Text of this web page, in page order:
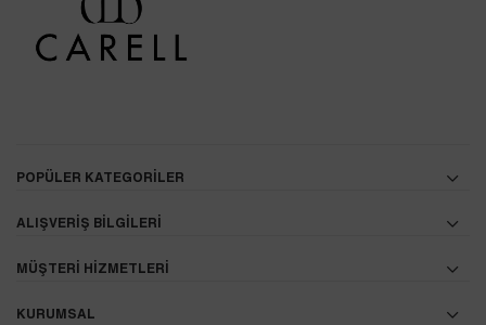
POPÜLER KATEGORİLER
ALIŞVERİŞ BİLGİLERİ
MÜŞTERİ HİZMETLERİ
KURUMSAL